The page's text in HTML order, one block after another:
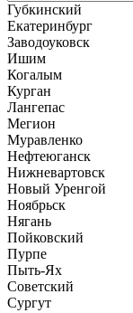
Губкинский
Екатеринбург
Заводоуковск
Ишим
Когалым
Курган
Лангепас
Мегион
Муравленко
Нефтеюганск
Нижневартовск
Новый Уренгой
Ноябрьск
Нягань
Пойковский
Пурпе
Пыть-Ях
Советский
Сургут